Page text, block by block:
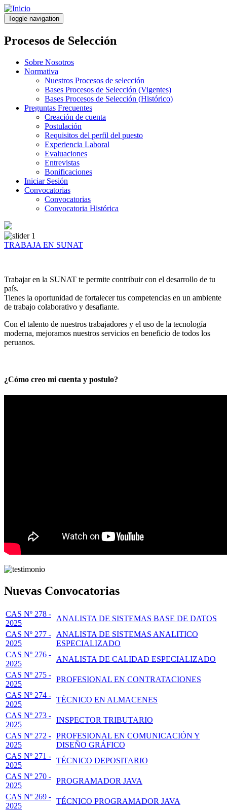
Pasar
al
contenido
principal
Toggle navigation
Procesos de Selección
Sobre Nosotros
Normativa
Nuestros Procesos de selección
Bases Procesos de Selección (Vigentes)
Bases Procesos de Selección (Histórico)
Preguntas Frecuentes
Creación de cuenta
Postulación
Requisitos del perfil del puesto
Experiencia Laboral
Evaluaciones
Entrevistas
Bonificaciones
Iniciar Sesión
Convocatorias
Convocatorias
Convocatoria Histórica
TRABAJA EN SUNAT
Trabajar en la SUNAT te permite contribuir con el desarrollo de tu
país.
Tienes la oportunidad de fortalecer tus competencias en un ambiente
de trabajo colaborativo y desafiante.
Con el talento de nuestros trabajadores y el uso de la tecnología
moderna, mejoramos nuestros servicios en beneficio de todos los
peruanos.
¿Cómo creo mi cuenta y postulo?
Nuevas Convocatorias
CAS Nº 278 -
2025
ANALISTA DE SISTEMAS BASE DE DATOS
CAS Nº 277 -
2025
ANALISTA DE SISTEMAS ANALITICO
ESPECIALIZADO
CAS Nº 276 -
2025
ANALISTA DE CALIDAD ESPECIALIZADO
CAS Nº 275 -
2025
PROFESIONAL EN CONTRATACIONES
CAS Nº 274 -
2025
TÉCNICO EN ALMACENES
CAS Nº 273 -
2025
INSPECTOR TRIBUTARIO
CAS Nº 272 -
2025
PROFESIONAL EN COMUNICACIÓN Y
DISEÑO GRÁFICO
CAS Nº 271 -
2025
TÉCNICO DEPOSITARIO
CAS Nº 270 -
2025
PROGRAMADOR JAVA
CAS Nº 269 -
2025
TÉCNICO PROGRAMADOR JAVA